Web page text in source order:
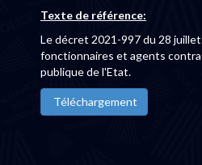
Texte de référence:
Le décret 2021-997 du 28
fonctionnaires et agents
publique de l'Etat.
Téléchargement